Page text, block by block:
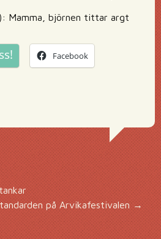
Mamma, björnen tittar argt
Facebook
på Arvikafestivalen→